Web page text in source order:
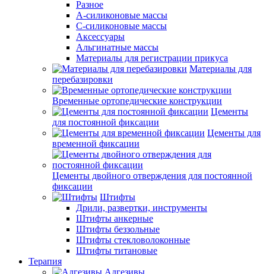
Разное
А-силиконовые массы
С-силиконовые массы
Аксессуары
Альгинатные массы
Материалы для регистрации прикуса
Материалы для
перебазировки
Временные ортопедические конструкции
Цементы
для постоянной фиксации
Цементы для
временной фиксации
Цементы двойного отверждения для постоянной
фиксации
Штифты
Дрили, развертки, инструменты
Штифты анкерные
Штифты беззольные
Штифты стекловолоконные
Штифты титановые
Терапия
Адгезивы